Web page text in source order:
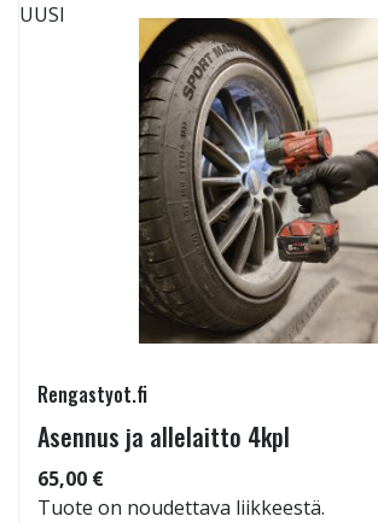
UUSI
Rengastyot.fi
Asennus ja allelaitto 4kpl
65,00 €
Tuote on noudettava liikkeestä.